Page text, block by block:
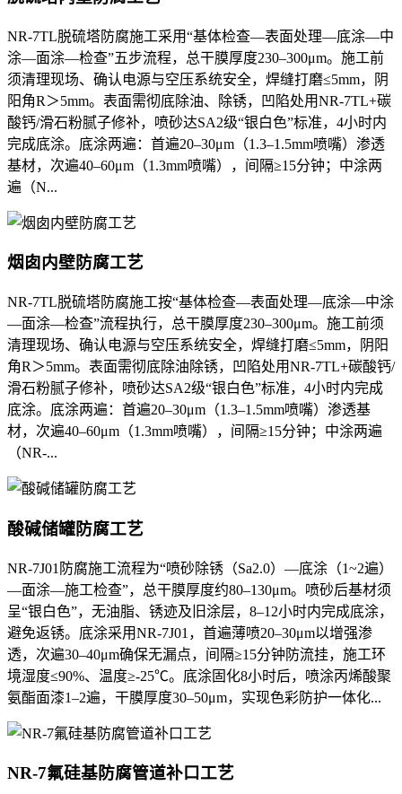
NR-7TL脱硫塔防腐施工采用“基体检查—表面处理—底涂—中
涂—面涂—检查”五步流程，总干膜厚度230–300μm。施工前
须清理现场、确认电源与空压系统安全，焊缝打磨≤5mm，阴
阳角R＞5mm。表面需彻底除油、除锈，凹陷处用NR-7TL+碳
酸钙/滑石粉腻子修补，喷砂达SA2级“银白色”标准，4小时内
完成底涂。底涂两遍：首遍20–30μm（1.3–1.5mm喷嘴）渗透
基材，次遍40–60μm（1.3mm喷嘴），间隔≥15分钟；中涂两
遍（N...
烟囱内壁防腐工艺
NR-7TL脱硫塔防腐施工按“基体检查—表面处理—底涂—中涂
—面涂—检查”流程执行，总干膜厚度230–300μm。施工前须
清理现场、确认电源与空压系统安全，焊缝打磨≤5mm，阴阳
角R＞5mm。表面需彻底除油除锈，凹陷处用NR-7TL+碳酸钙/
滑石粉腻子修补，喷砂达SA2级“银白色”标准，4小时内完成
底涂。底涂两遍：首遍20–30μm（1.3–1.5mm喷嘴）渗透基
材，次遍40–60μm（1.3mm喷嘴），间隔≥15分钟；中涂两遍
（NR-...
酸碱储罐防腐工艺
NR-7J01防腐施工流程为“喷砂除锈（Sa2.0）—底涂（1~2遍）
—面涂—施工检查”，总干膜厚度约80–130μm。喷砂后基材须
呈“银白色”，无油脂、锈迹及旧涂层，8–12小时内完成底涂，
避免返锈。底涂采用NR-7J01，首遍薄喷20–30μm以增强渗
透，次遍30–40μm确保无漏点，间隔≥15分钟防流挂，施工环
境湿度≤90%、温度≥-25℃。底涂固化8小时后，喷涂丙烯酸聚
氨酯面漆1–2遍，干膜厚度30–50μm，实现色彩防护一体化...
NR-7氟硅基防腐管道补口工艺